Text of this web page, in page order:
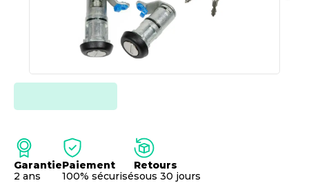
Garantie
2 ans
Paiement
100% sécurisé
Retours
sous 30 jours